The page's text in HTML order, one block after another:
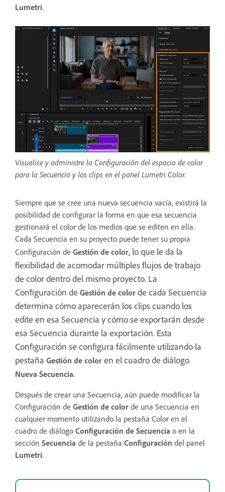
Lumetri.
Visualice y administre la Configuración del espacio de color
para la Secuencia y los clips en el panel Lumetri Color.
Siempre que se cree una nueva secuencia vacía, existirá la
posibilidad de configurar la forma en que esa secuencia
gestionará el color de los medios que se editen en ella.
Cada Secuencia en su proyecto puede tener su propia
Configuración de Gestión de color, lo que le da la
flexibilidad de acomodar múltiples flujos de trabajo
de color dentro del mismo proyecto. La
Configuración de Gestión de color de cada Secuencia
determina cómo aparecerán los clips cuando los
edite en esa Secuencia y cómo se exportarán desde
esa Secuencia durante la exportación. Esta
Configuración se configura fácilmente utilizando la
pestaña Gestión de color en el cuadro de diálogo
Nueva Secuencia.
Después de crear una Secuencia, aún puede modificar la
Configuración de Gestión de color de una Secuencia en
cualquier momento utilizando la pestaña Color en el
cuadro de diálogo Configuración de Secuencia o en la
sección Secuencia de la pestaña Configuración del panel
Lumetri.